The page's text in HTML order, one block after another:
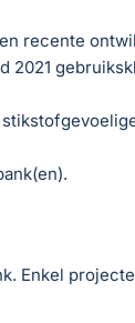
recente
2021
Enkel